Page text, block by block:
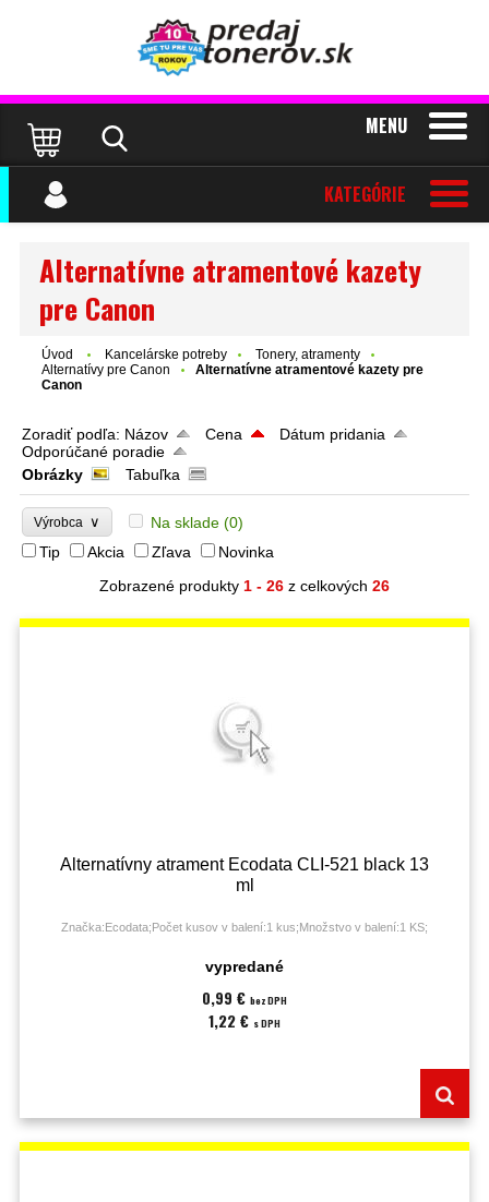
MENU
KATEGÓRIE
Alternatívne atramentové kazety
pre Canon
Úvod Kancelárske potreby
Tonery, atramenty
Alternatívy pre Canon
Alternatívne atramentové kazety pre
Canon
Zoradiť podľa: Názov Cena
Dátum pridania
Odporúčané poradie
Obrázky
Tabuľka
Výrobca ∨ Na sklade (0)
Tip
Akcia Zľava
Novinka
Zobrazené produkty 1 - 26 z celkových 26
Alternatívny atrament Ecodata CLI-521 black 13
ml
Značka:Ecodata;Počet kusov v balení:1 kus;Množstvo v balení:1 KS;
vypredané
0,99 € bez DPH
1,22 € s DPH